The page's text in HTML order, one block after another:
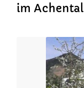
im Achental